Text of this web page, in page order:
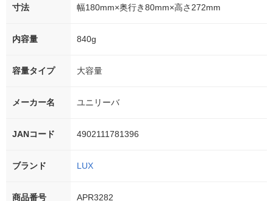
寸法 幅180mm×奥行き80mm×高さ272mm
内容量 840g
容量タイプ 大容量
メーカー名 ユニリーバ
JANコード 4902111781396
ブランド LUX
商品番号 APR3282